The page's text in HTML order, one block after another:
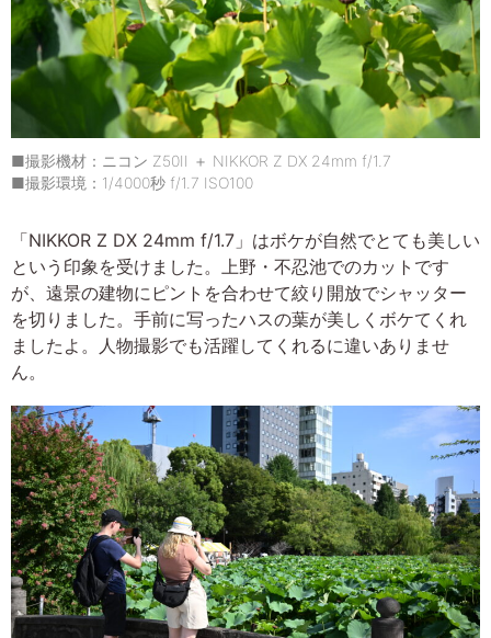
■撮影機材：ニコン Z50II ＋ NIKKOR Z DX 24mm f/1.7
■撮影環境：1/4000秒 f/1.7 ISO100
「NIKKOR Z DX 24mm f/1.7」はボケが自然でとても美しい
という印象を受けました。上野・不忍池でのカットです
が、遠景の建物にピントを合わせて絞り開放でシャッター
を切りました。手前に写ったハスの葉が美しくボケてくれ
ましたよ。人物撮影でも活躍してくれるに違いありませ
ん。